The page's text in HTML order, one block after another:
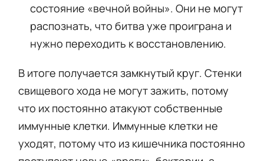
состояние «вечной войны». Они не могут
распознать, что битва уже проиграна и
нужно переходить к восстановлению.
В итоге получается замкнутый круг. Стенки
свищевого хода не могут зажить, потому
что их постоянно атакуют собственные
иммунные клетки. Иммунные клетки не
уходят, потому что из кишечника постоянно